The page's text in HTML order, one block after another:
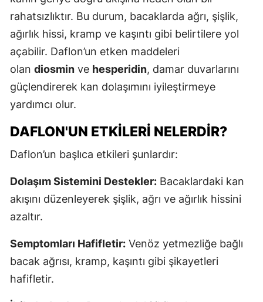
rahatsızlıktır. Bu durum, bacaklarda ağrı, şişlik,
ağırlık hissi, kramp ve kaşıntı gibi belirtilere yol
açabilir. Daflon’un etken maddeleri
olan diosmin ve hesperidin, damar duvarlarını
güçlendirerek kan dolaşımını iyileştirmeye
yardımcı olur.
DAFLON'UN ETKILERI NELERDIR?
Daflon’un başlıca etkileri şunlardır:
Dolaşım Sistemini Destekler: Bacaklardaki kan
akışını düzenleyerek şişlik, ağrı ve ağırlık hissini
azaltır.
Semptomları Hafifletir: Venöz yetmezliğe bağlı
bacak ağrısı, kramp, kaşıntı gibi şikayetleri
hafifletir.